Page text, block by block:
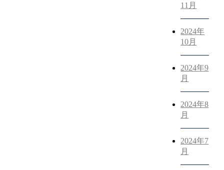
11月
2024年
10月
2024年9
月
2024年8
月
2024年7
月